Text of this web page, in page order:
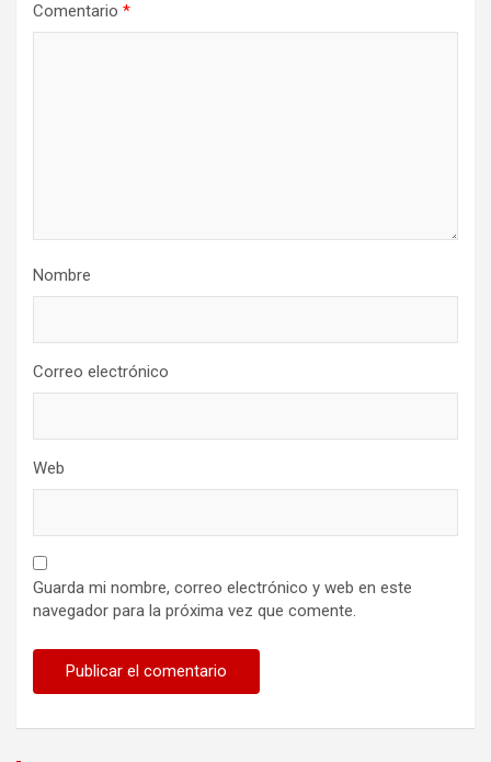
Comentario *
Nombre
Correo electrónico
Web
Guarda mi nombre, correo electrónico y web en este
navegador para la próxima vez que comente.